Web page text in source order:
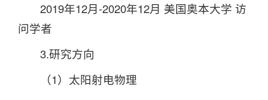
2019年12月-2020年12月 美国奥本大学 访
问学者
3.研究方向
（1）太阳射电物理